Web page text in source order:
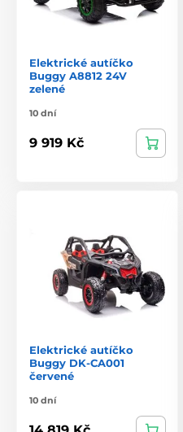
Elektrické autíčko
Buggy A8812 24V
zelené
10 dní
9 919 Kč
Elektrické autíčko
Buggy DK-CA001
červené
10 dní